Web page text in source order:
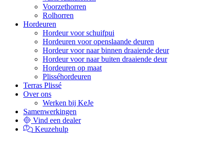
Voorzethorren
Rolhorren
Hordeuren
Hordeur voor schuifpui
Hordeuren voor openslaande deuren
Hordeur voor naar binnen draaiende deur
Hordeur voor naar buiten draaiende deur
Hordeuren op maat
Plisséhordeuren
Terras Plissé
Over ons
Werken bij KeJe
Samenwerkingen
Vind een dealer
Keuzehulp